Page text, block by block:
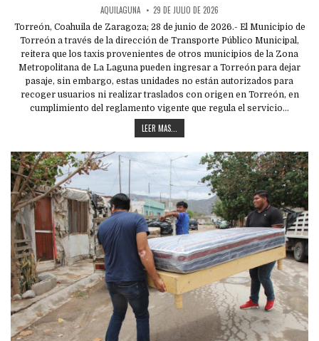
AQUILAGUNA 29 DE JULIO DE 2026
Torreón, Coahuila de Zaragoza; 28 de junio de 2026.- El Municipio de
Torreón a través de la dirección de Transporte Público Municipal,
reitera que los taxis provenientes de otros municipios de la Zona
Metropolitana de La Laguna pueden ingresar a Torreón para dejar
pasaje, sin embargo, estas unidades no están autorizados para
recoger usuarios ni realizar traslados con origen en Torreón, en
cumplimiento del reglamento vigente que regula el servicio…
LEER MAS...